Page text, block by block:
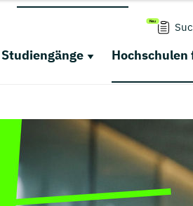
Studiengänge Hochschulen